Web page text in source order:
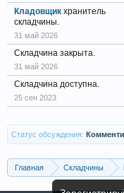
Кладовщик хранитель
складчины.
31 май 2026
Складчина закрыта.
31 май 2026
Складчина доступна.
25 сен 2023
Статус обсуждения:
Главная Складчины